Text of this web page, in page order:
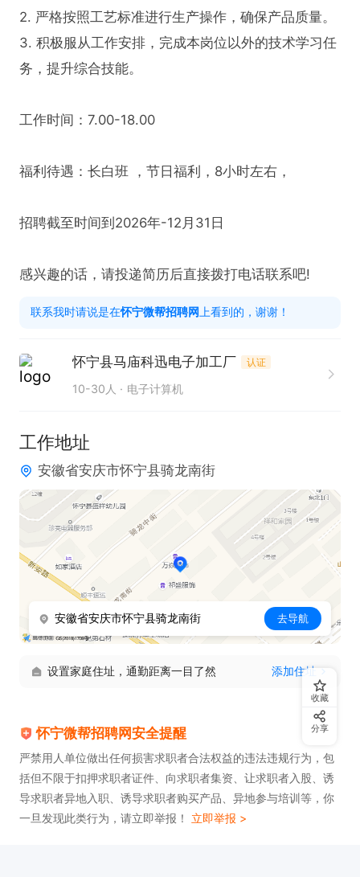
2. 严格按照工艺标准进行生产操作，确保产品质量。
3. 积极服从工作安排，完成本岗位以外的技术学习任
务，提升综合技能。
工作时间：7.00-18.00
福利待遇：长白班 ，节日福利，8小时左右，
招聘截至时间到2026年-12月31日
感兴趣的话，请投递简历后直接拨打电话联系吧!
联系我时请说是在怀宁微帮招聘网 上看到的，谢谢！
怀宁县马庙科迅电子加工厂 认证
10-30人 电子计算机
工作地址
安徽省安庆市怀宁县骑龙南街
安徽省安庆市怀宁县骑龙南街 去导航
设置家庭住址，通勤距离一目了然 添加住址
怀宁微帮招聘网安全提醒
严禁用人单位做出任何损害求职者合法权益的违法违规行为，包
括但不限于扣押求职者证件、向求职者集资、让求职者入股、诱
导求职者异地入职、诱导求职者购买产品、异地参与培训等，你
一旦发现此类行为，请立即举报！ 立即举报 >
收藏
分享